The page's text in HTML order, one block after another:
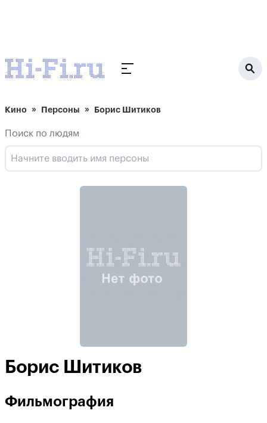
Кино Персоны Борис Шитиков
Поиск по людям
Борис Шитиков
Фильмография